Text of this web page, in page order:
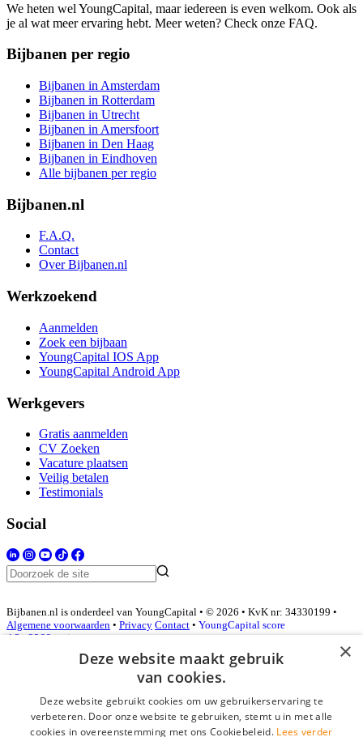
We heten wel YoungCapital, maar iedereen is even welkom. Ook als
je al wat meer ervaring hebt. Meer weten? Check onze FAQ.
Bijbanen per regio
Bijbanen in Amsterdam
Bijbanen in Rotterdam
Bijbanen in Utrecht
Bijbanen in Amersfoort
Bijbanen in Den Haag
Bijbanen in Eindhoven
Alle bijbanen per regio
Bijbanen.nl
F.A.Q.
Contact
Over Bijbanen.nl
Werkzoekend
Aanmelden
Zoek een bijbaan
YoungCapital IOS App
YoungCapital Android App
Werkgevers
Gratis aanmelden
CV Zoeken
Vacature plaatsen
Veilig betalen
Testimonials
Social
Bijbanen.nl is onderdeel van YoungCapital • © 2026 • KvK nr: 34330199 •
Algemene voorwaarden • Privacy Contact • YoungCapital score
4.3 - 3366 reviews
Inloggen als bedrijf
*
×
Deze website maakt gebruik
van cookies.
Deze website gebruikt cookies om uw gebruikerservaring te
verbeteren. Door onze website te gebruiken, stemt u in met alle
cookies in overeenstemming met ons Cookiebeleid. Lees verder